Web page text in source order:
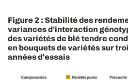
Figure 2 : Stabilité des
variances d'interaction
des variétés de blé tendre
en bouquets de variétés sur
années d'essais